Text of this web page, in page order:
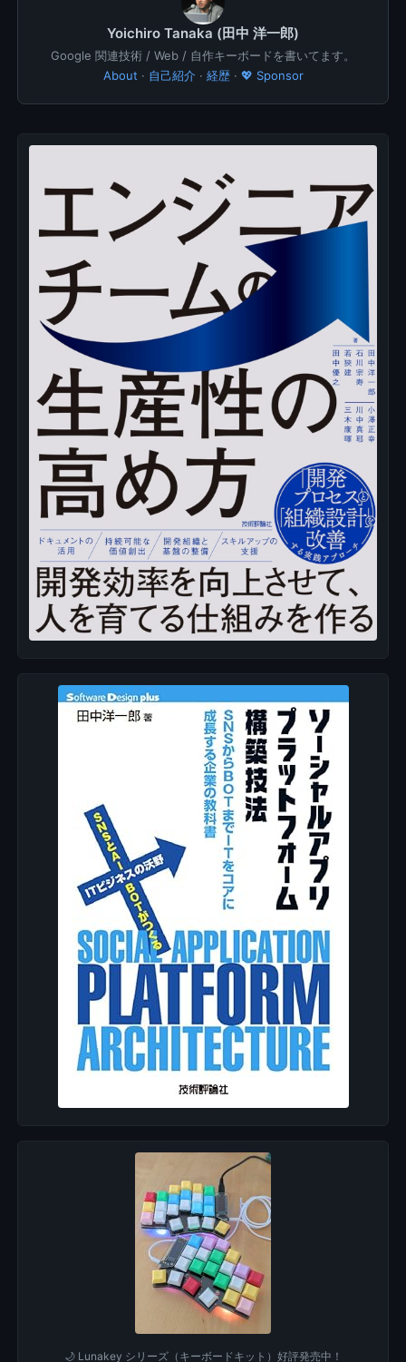
Yoichiro Tanaka (田中 洋一郎)
Google 関連技術 / Web / 自作キーボードを書いてます。
About · 自己紹介· 経歴· 💖 Sponsor
🌙 Lunakey シリーズ（キーボードキット）好評発売中！